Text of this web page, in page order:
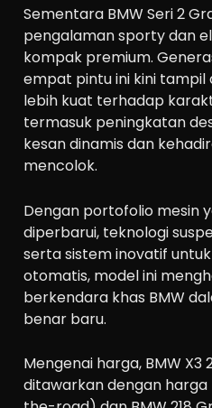
Sementara BMW Seri 2
pengalaman sporty dan
kompak premium.
empat pintu ini kini
lebih kuat terhadap
termasuk peningkatan
kesan dinamis dan
mencolok.
Dengan portofolio mesin
diperbarui, teknologi
serta sistem inovatif
otomatis, model ini
berkendara khas BMW
benar baru.
Mengenai harga, BMW X3
ditawarkan dengan harga